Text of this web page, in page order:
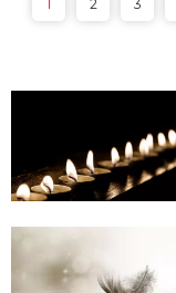
1 2 3